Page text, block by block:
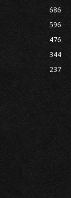
686
596
476
344
237